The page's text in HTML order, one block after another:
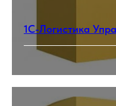
1С-Логистика